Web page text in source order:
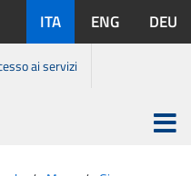
disponibili:
ITA ENG DEU
ai servizi
Apri
menu